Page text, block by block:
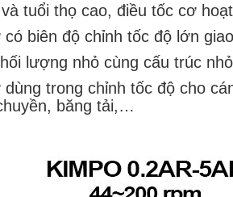
tuổi thọ cao, điều tốc cơ
biên độ chỉnh tốc độ lớn
lượng nhỏ cùng cấu trúc
dùng trong chỉnh tốc độ cho
băng tải,…